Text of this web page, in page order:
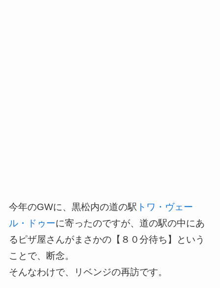
今年のGWに、黒松内の道の駅 トワ・ヴェー
ル・ドゥーに寄ったのですが、道の駅の中にあ
るピザ屋さんがまさかの【８０分待ち】という
ことで、断念。
そんなわけで、リベンジの再訪です。